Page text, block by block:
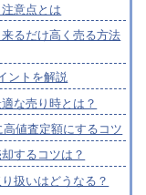
意点とは
るだけ高く売る方法
ントを解説
な売り時とは？
値査定額にするコツ
するコツは？
扱いはどうなる？